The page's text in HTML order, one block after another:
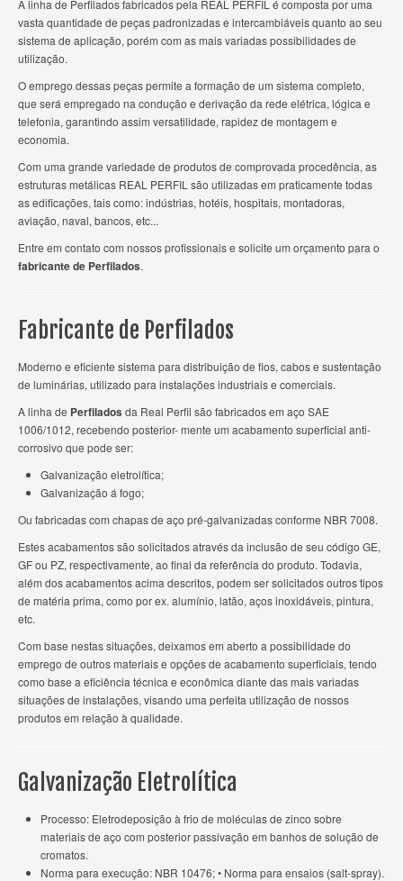
A linha de Perfilados fabricados pela REAL PERFIL é composta por uma
vasta quantidade de peças padronizadas e intercambiáveis quanto ao seu
sistema de aplicação, porém com as mais variadas possibilidades de
utilização.
O emprego dessas peças permite a formação de um sistema completo,
que será empregado na condução e derivação da rede elétrica, lógica e
telefonia, garantindo assim versatilidade, rapidez de montagem e
economia.
Com uma grande variedade de produtos de comprovada procedência, as
estruturas metálicas REAL PERFIL são utilizadas em praticamente todas
as edificações, tais como: indústrias, hotéis, hospitais, montadoras,
aviação, naval, bancos, etc...
Entre em contato com nossos profissionais e solicite um orçamento para o
fabricante de Perfilados.
Fabricante de Perfilados
Moderno e eficiente sistema para distribuição de fios, cabos e sustentação
de luminárias, utilizado para instalações industriais e comerciais.
A linha de Perfilados da Real Perfil são fabricados em aço SAE
1006/1012, recebendo posterior- mente um acabamento superficial anti-
corrosivo que pode ser:
Galvanização eletrolítica;
Galvanização á fogo;
Ou fabricadas com chapas de aço pré-galvanizadas conforme NBR 7008.
Estes acabamentos são solicitados através da inclusão de seu código GE,
GF ou PZ, respectivamente, ao final da referência do produto. Todavia,
além dos acabamentos acima descritos, podem ser solicitados outros tipos
de matéria prima, como por ex. alumínio, latão, aços inoxidáveis, pintura,
etc.
Com base nestas situações, deixamos em aberto a possibilidade do
emprego de outros materiais e opções de acabamento superficiais, tendo
como base a eficiência técnica e econômica diante das mais variadas
situações de instalações, visando uma perfeita utilização de nossos
produtos em relação à qualidade.
Galvanização Eletrolítica
Processo: Eletrodeposição à frio de moléculas de zinco sobre
materiais de aço com posterior passivação em banhos de solução de
cromatos.
Norma para execução: NBR 10476; • Norma para ensaios (salt-spray).